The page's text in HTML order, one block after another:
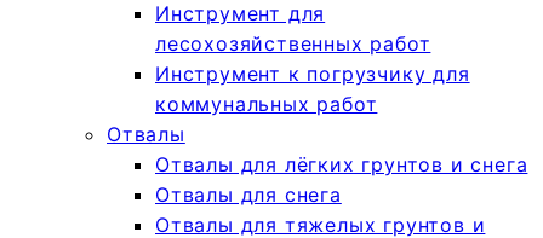
Инструмент для
лесохозяйственных работ
Инструмент к погрузчику для
коммунальных работ
Отвалы
Отвалы для лёгких грунтов и снега
Отвалы для снега
Отвалы для тяжелых грунтов и